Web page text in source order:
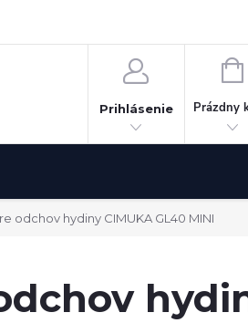
Prihlásenie Prázdny
odchov hydiny CIMUKA GL40 MINI